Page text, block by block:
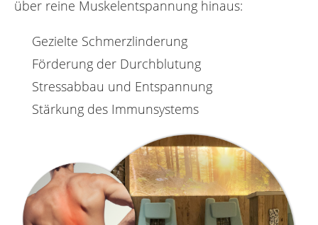
über reine Muskelentspannung hinaus:
Gezielte Schmerzlinderung
Förderung der Durchblutung
Stressabbau und Entspannung
Stärkung des Immunsystems